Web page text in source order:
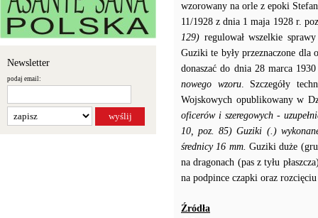
Newsletter
podaj email:
wzorowany na orle z epoki
11/1928 z dnia 1 maja 1928 r.
129) regulował wszelkie
Guziki te były przeznaczone
donaszać do dnia 28 marca
nowego wzoru. Szczegóły
Wojskowych opublikowany w
oficerów i szeregowych -
10, poz. 85)Guziki (.)
średnicy 16 mm. Guziki duże
na dragonach (pas z tyłu
na podpince czapki oraz
Źródła